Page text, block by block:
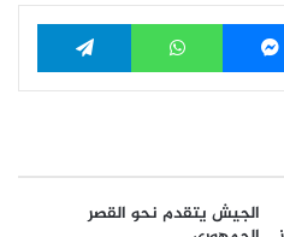
ماسنجر واتساب
الجيش يتقدم نحو القصر